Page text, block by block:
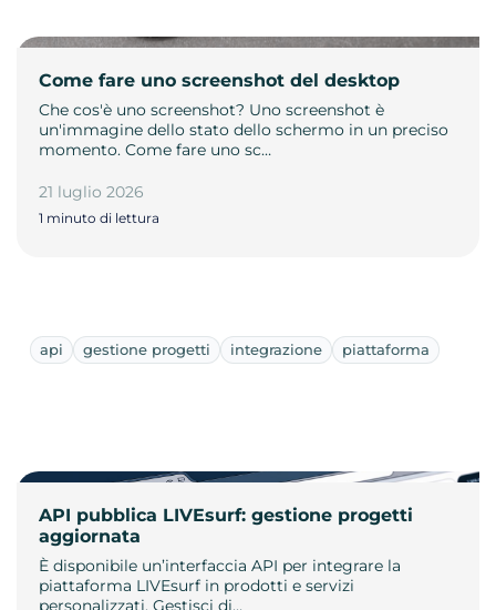
Come fare uno screenshot del desktop
Che cos'è uno screenshot? Uno screenshot è
un'immagine dello stato dello schermo in un preciso
momento. Come fare uno sc…
21 luglio 2026
1 minuto di lettura
api gestione progetti integrazione piattaforma
API pubblica LIVEsurf: gestione progetti
aggiornata
È disponibile un’interfaccia API per integrare la
piattaforma LIVEsurf in prodotti e servizi
personalizzati. Gestisci di…